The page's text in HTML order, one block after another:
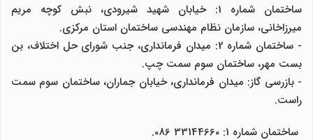
ساختمان شماره 1: خیابان شهید شیرودی، نبش کوچه مریم
میرزاخانی، سازمان نظام مهندسی ساختمان استان مرکزی.
- ساختمان شماره 2: میدان فرمانداری، جنب شورای حل اختلاف، بن
بست مهر، ساختمان سوم سمت چپ.
- بازرسی گاز: میدان فرمانداری، خیابان جماران، ساختمان سوم سمت
راست.
ساختمان شماره 1: 33144660 086.